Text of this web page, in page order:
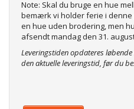
Note: Skal du bruge en hue
bemærk vi holder ferie i
en hue uden brodering, men
afsendt mandag den 31.
Leveringstiden opdateres
den aktuelle leveringstid, før du